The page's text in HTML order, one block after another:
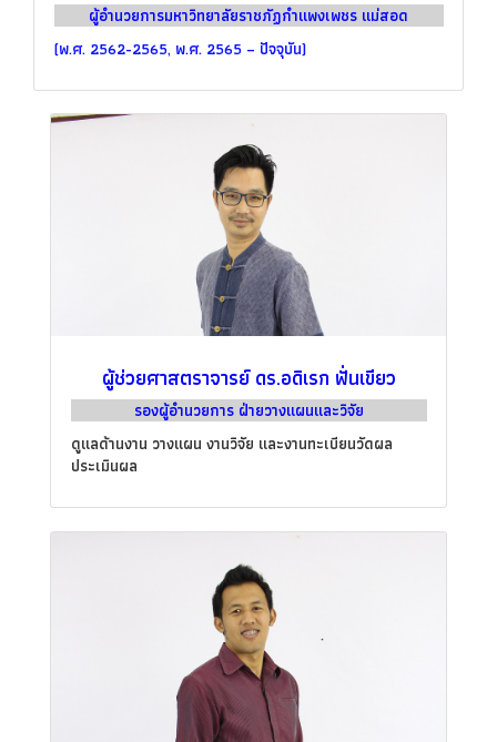
ผู้อำนวยการมหาวิทยาลัยราชภัฏกำแพงเพชร แม่สอด
(พ.ศ. 2562-2565, พ.ศ. 2565 – ปัจจุบัน)
ผู้ช่วยศาสตราจารย์ ดร.อดิเรก ฟั่นเขียว
รองผู้อำนวยการ ฝ่ายวางแผนและวิจัย
ดูแลด้านงาน วางแผน งานวิจัย และงานทะเบียนวัดผล
ประเมินผล